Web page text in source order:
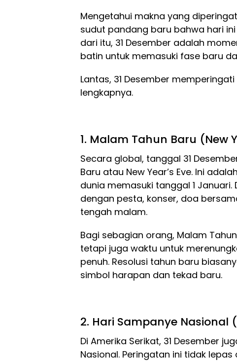
Mengetahui makna yang
sudut pandang baru bahwa hari
dari itu, 31 Desember adalah
batin untuk memasuki fase baru
Lantas, 31 Desember
lengkapnya.
1. Malam Tahun Baru (New
Secara global, tanggal 31
Baru atau New Year’s Eve. Ini
dunia memasuki tanggal 1
dengan pesta, konser, doa
tengah malam.
Bagi sebagian orang, Malam
tetapi juga waktu untuk
penuh. Resolusi tahun baru
simbol harapan dan tekad baru.
2. Hari Sampanye
Di Amerika Serikat, 31 Desember
Nasional. Peringatan ini tidak